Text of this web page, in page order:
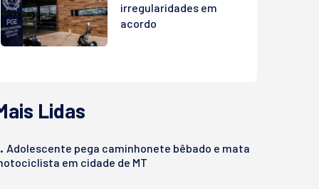
irregularidades em
acordo
Lidas
Adolescente pega caminhonete bêbado e mata
em cidade de MT